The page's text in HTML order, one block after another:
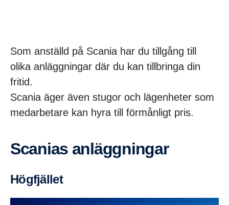
Som anställd på Scania har du tillgång till
olika anläggningar där du kan tillbringa din
fritid.
Scania äger även stugor och lägenheter som
medarbetare kan hyra till förmånligt pris.
Scanias anlägg­ningar
Högfjället